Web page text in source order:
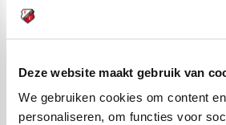
Deze website maakt gebruik van
We gebruiken cookies om content
personaliseren, om functies voor